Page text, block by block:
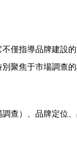
僅指導品牌建
聚焦于市場調查的
查）、品牌定